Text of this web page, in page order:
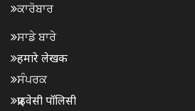
ਕਾਰੋਬਾਰ
ਸਾਡੇ ਬਾਰੇ
हमारे लेखक
ਸੰਪਰਕ
प्राइवेसी पॉलिसी